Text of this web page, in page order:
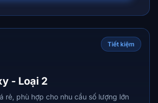
Tiết kiệm
- Loại 2
rẻ, phù hợp cho nhu cầu số lượng lớn